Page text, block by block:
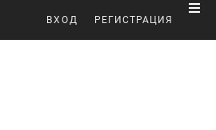
ВХОД РЕГИСТРАЦИЯ